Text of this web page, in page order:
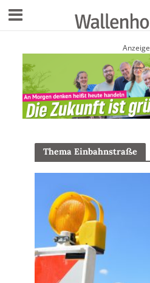
Anzeige
Thema Einbahnstraße